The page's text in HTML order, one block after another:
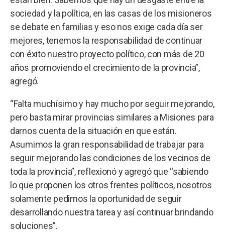
sociedad y la política, en las casas de los misioneros
se debate en familias y eso nos exige cada día ser
mejores, tenemos la responsabilidad de continuar
con éxito nuestro proyecto político, con más de 20
años promoviendo el crecimiento de la provincia”,
agregó.
“Falta muchísimo y hay mucho por seguir mejorando,
pero basta mirar provincias similares a Misiones para
darnos cuenta de la situación en que están.
Asumimos la gran responsabilidad de trabajar para
seguir mejorando las condiciones de los vecinos de
toda la provincia”, reflexionó y agregó que “sabiendo
lo que proponen los otros frentes políticos, nosotros
solamente pedimos la oportunidad de seguir
desarrollando nuestra tarea y así continuar brindando
soluciones”.